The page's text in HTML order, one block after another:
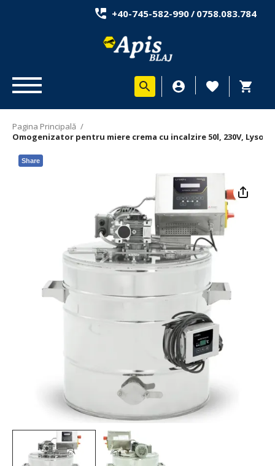
+40-745-582-990/ 0758.083.784
Pagina Principală /
Omogenizator pentru miere crema cu incalzire 50l, 230V, Lyson,
Share